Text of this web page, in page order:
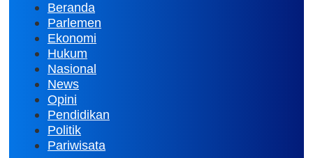
Beranda
Parlemen
Ekonomi
Hukum
Nasional
News
Opini
Pendidikan
Politik
Pariwisata